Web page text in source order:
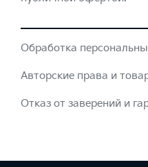
Обработка
Авторские права и
Отказ от заверений и